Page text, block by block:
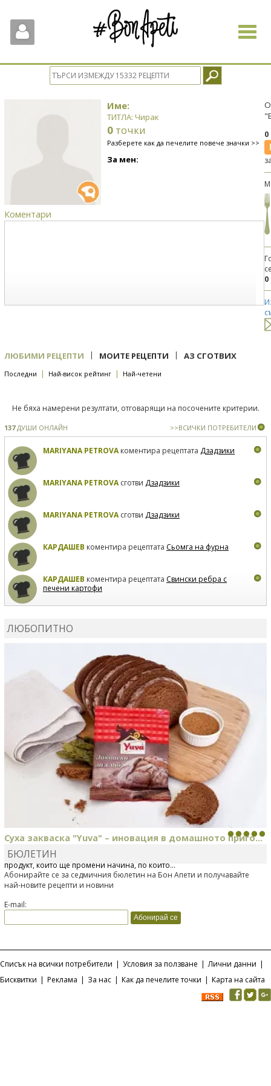
Toggle
Име:
ТИТЛА: Чирак
0 точки
Разберете как да печелите повече значки >>
За мен:
Коментари
0
ЛЮБИМИ РЕЦЕПТИ | МОИТЕ РЕЦЕПТИ | АЗ СГОТВИХ
Последни | Най-висок рейтинг | Най-четени
Не бяха намерени резултати, отговарящи на посочените критерии.
137ДУШИ ОНЛАЙН >>ВСИЧКИ ПОТРЕБИТЕЛИ
MARIYANA PETROVAкоментира рецептата Дзадзики
MARIYANA PETROVAсготви Дзадзики
MARIYANA PETROVAсготви Дзадзики
КАРДАШЕВ коментира рецептата Сьомга на фурна
КАРДАШЕВ коментира рецептата Свински ребра с
печени картофи
ЛЮБОПИТНО
Суха закваска "Yuva" – иновация в домашното приго...
Отскоро Лесафр България стартира предлагането на изцяло нов
продукт, който ще промени начина, по който...
БЮЛЕТИН
Абонирайте се за седмичния бюлетин на Бон Апети и получавайте
най-новите рецепти и новини
E-mail:
Списък на всички потребители | Условия за ползване | Лични данни |
Бисквитки | Реклама | За нас | Как да печелите точки | Карта на сайта